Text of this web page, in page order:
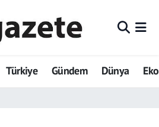
Türkiye Gündem Dünya